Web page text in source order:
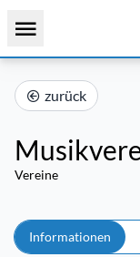
zurück
Vereine
Informationen